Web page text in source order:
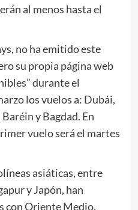
al menos hasta el
no ha emitido este
su propia página web
durante el
los vuelos a: Dubái,
y Bagdad. En
vuelo será el martes
asiáticas, entre
y Japón, han
con Oriente Medio,